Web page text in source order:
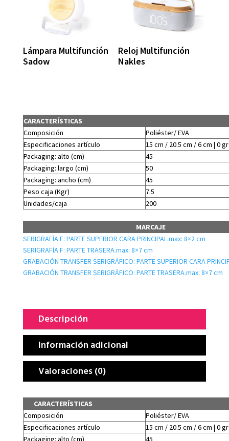
Lámpara Multifunción
Sadow
Reloj Multifunción
Nakles
CARACTERÍSTICAS
Composición
Poliéster/ EVA
Especificaciones artículo
15 cm / 20.5 cm / 6 cm | 0 gr
Packaging: alto (cm)
45
Packaging: largo (cm)
50
Packaging: ancho (cm)
45
Peso caja (Kgr)
7.5
Unidades/caja
200
MARCAJE
SERIGRAFÍA F: PARTE SUPERIOR CARA PRINCIPAL.max: 8×2 cm
SERIGRAFÍA F: PARTE TRASERA.max: 8×7 cm
GRABACIÓN TRANSFER SERIGRÁFICO: PARTE SUPERIOR CARA
GRABACIÓN TRANSFER SERIGRÁFICO: PARTE TRASERA.max: 8×7 cm
Descripción
Información adicional
Valoraciones (0)
CARACTERÍSTICAS
Composición
Poliéster/ EVA
Especificaciones artículo
15 cm / 20.5 cm / 6 cm | 0 gr